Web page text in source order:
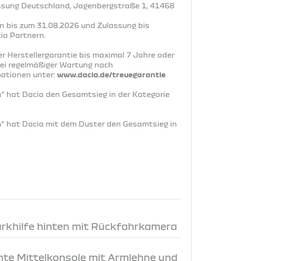
Deutschland, Jagenbergstraße 1, 41468
bis zum 31.08.2026 und Zulassung bis
Partnern.
Herstellergarantie bis maximal 7 Jahre oder
regelmäßiger Wartung nach
unter:www.dacia.de/treuegarantie
hat Dacia den Gesamtsieg in der Kategorie
hat Dacia mit dem Duster den Gesamtsieg in
hinten mit Rückfahrkamera
Mittelkonsole mit Armlehne und